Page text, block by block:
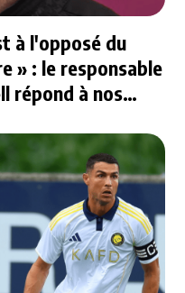
à l'opposé du
» : le responsable
répond à nos